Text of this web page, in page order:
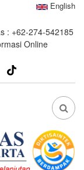
English
: +62-274-542185
Online
FA